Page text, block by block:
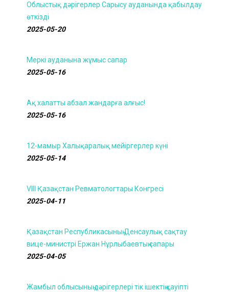
Облыстық дәрігерлер Сарысу ауданында қабылдау
өткізді
2025-05-20
Меркі ауданына жұмыс сапар
2025-05-16
Ақ халатты абзал жандарға алғыс!
2025-05-16
12-мамыр Халықаралық мейіргерлер күні
2025-05-14
VIII Қазақстан Ревматологтары Конгресі
2025-04-11
Қазақстан Республикасының Денсаулық сақтау
вице-министрі Ержан Нұрлыбаевтың сапары
2025-04-05
Жамбыл облысының дәрігерлері тік ішектің қауіпті